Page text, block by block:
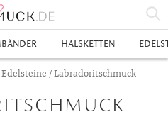
HALSKETTEN
Edelsteine / Labradoritschmuck